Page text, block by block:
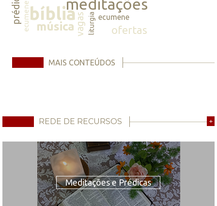
meditações
ecumenebíblia
músicavagasliturgia ecumene
ofertas
MAIS CONTEÚDOS
REDE DE RECURSOS +
Meditações e Prédicas